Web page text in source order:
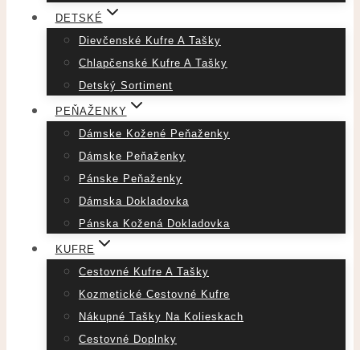
DETSKÉ
Dievčenské Kufre A Tašky
Chlapčenské Kufre A Tašky
Detský Sortiment
PEŇAŽENKY
Dámske Kožené Peňaženky
Dámske Peňaženky
Pánske Peňaženky
Dámska Dokladovka
Pánska Kožená Dokladovka
KUFRE
Cestovné Kufre A Tašky
Kozmetické Cestovné Kufre
Nákupné Tašky Na Kolieskach
Cestovné Doplnky